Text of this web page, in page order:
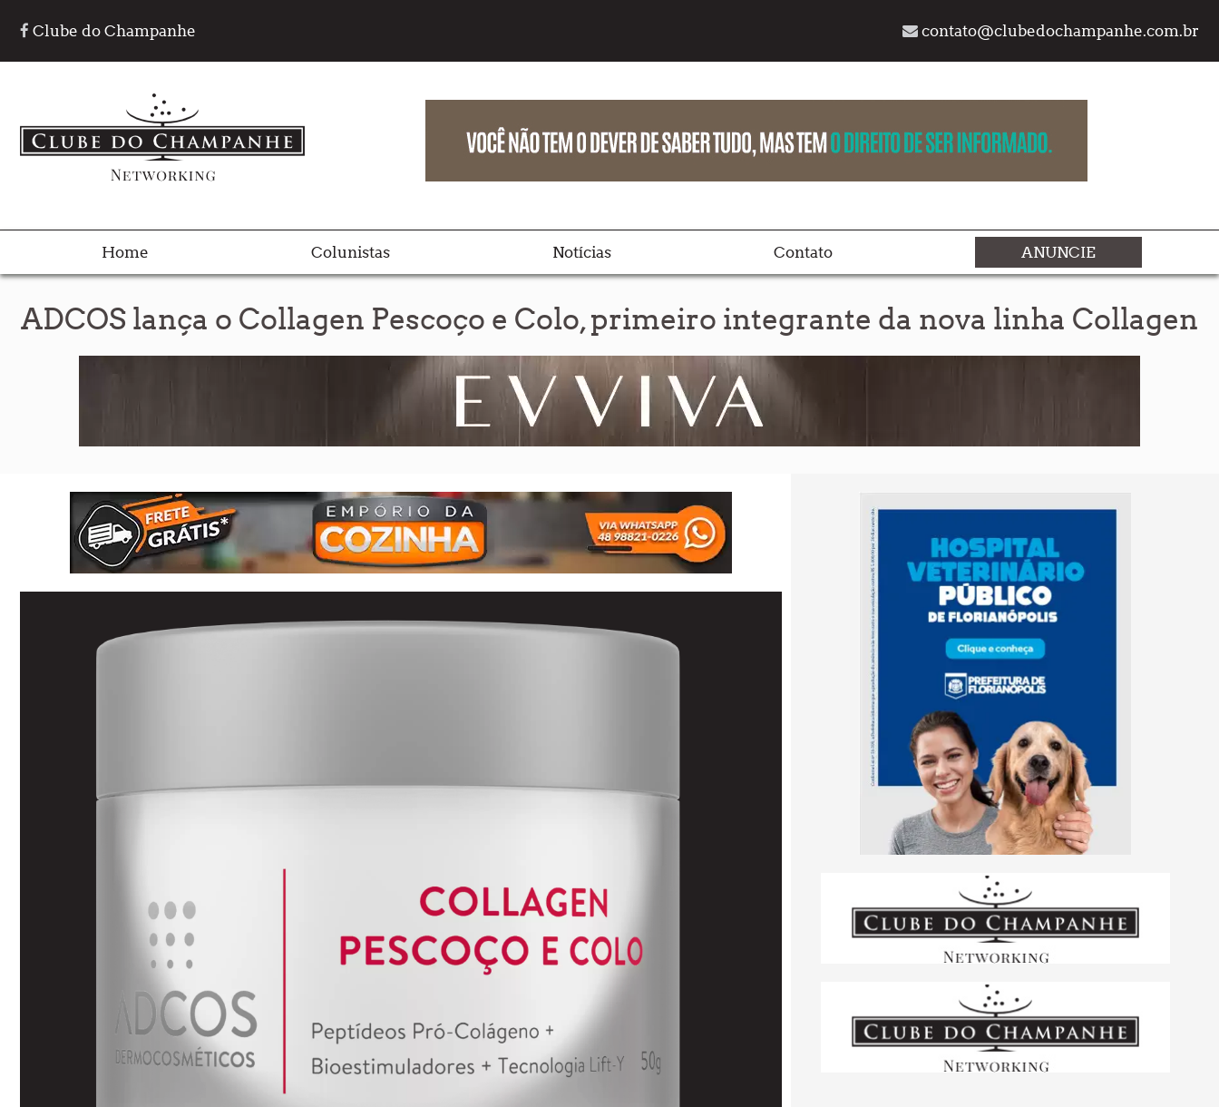
Clube do Champanhe contato@clubedochampanhe.com.br
Home Colunistas Notícias Contato ANUNCIE
ADCOS lança o Collagen Pescoço e Colo, primeiro integrante da nova linha Collagen